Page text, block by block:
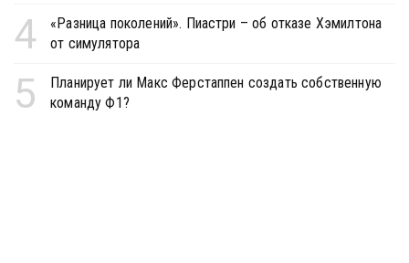
4
«Разница поколений». Пиастри – об отказе Хэмилтона
от симулятора
5
Планирует ли Макс Ферстаппен создать собственную
команду Ф1?